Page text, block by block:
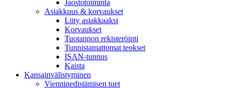
Jaostotoiminta
Asiakkuus & korvaukset
Liity asiakkaaksi
Korvaukset
Tuotannon rekisteröinti
Tunnistamattomat teokset
ISAN-tunnus
Kaista
Kansainvälistyminen
Vienninedistämisen tuet